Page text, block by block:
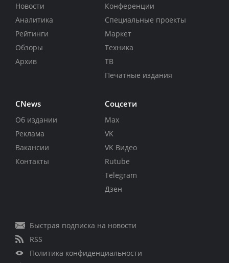
Новости
Аналитика
Рейтинги
Обзоры
Архив
Конференции
Специальные проекты
Маркет
Техника
ТВ
Печатные издания
CNews
Об издании
Реклама
Вакансии
Контакты
Соцсети
Max
VK
VK Видео
Rutube
Telegram
Дзен
Быстрая подписка на новости
RSS
Политика конфиденциальности